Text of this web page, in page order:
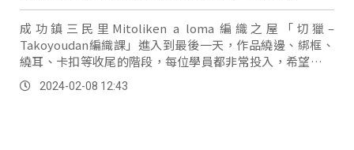
成功鎮三民里Mitoliken a loma 編織之屋「切獵–
Takoyoudan編織課」進入到最後一天，作品繞邊、綁框、
繞耳、卡扣等收尾的階段，每位學員都非常投入，希望將自
己的作品做到最完美。
2024-02-08 12:43